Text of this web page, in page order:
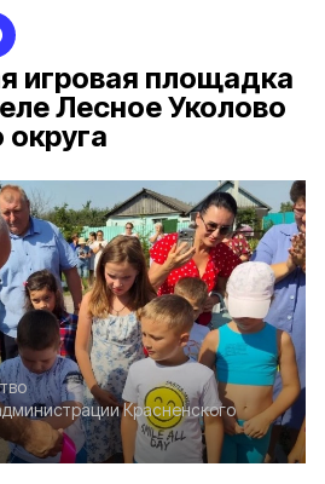
игровая площадка
Лесное Уколово
округа
Красненского